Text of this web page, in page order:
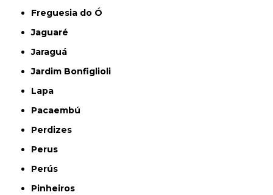
Freguesia do Ó
Jaguaré
Jaraguá
Jardim Bonfiglioli
Lapa
Pacaembú
Perdizes
Perus
Perús
Pinheiros